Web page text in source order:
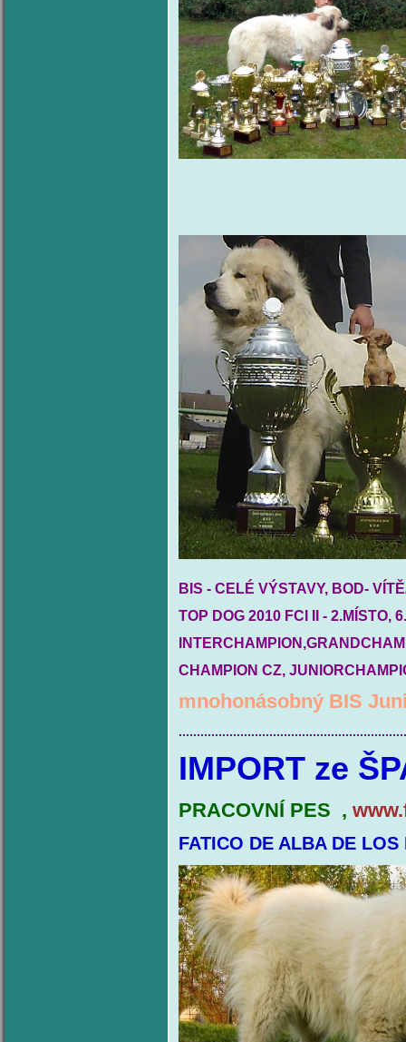
BIS - CELÉ VÝSTAVY, BOD-
TOP DOG 2010 FCI II -
CHAMPION CZ,
mnohonásobný BIS
IMPORT ze
PRACOVNÍ PES ,
FATICO DE ALBA DE LOS